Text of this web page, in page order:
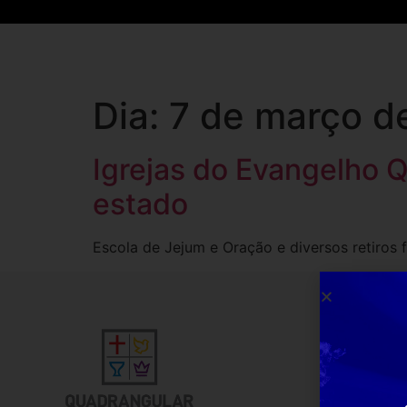
Dia: 7 de março
Igrejas do Evangelho
estado
Escola de Jejum e Oração e diversos